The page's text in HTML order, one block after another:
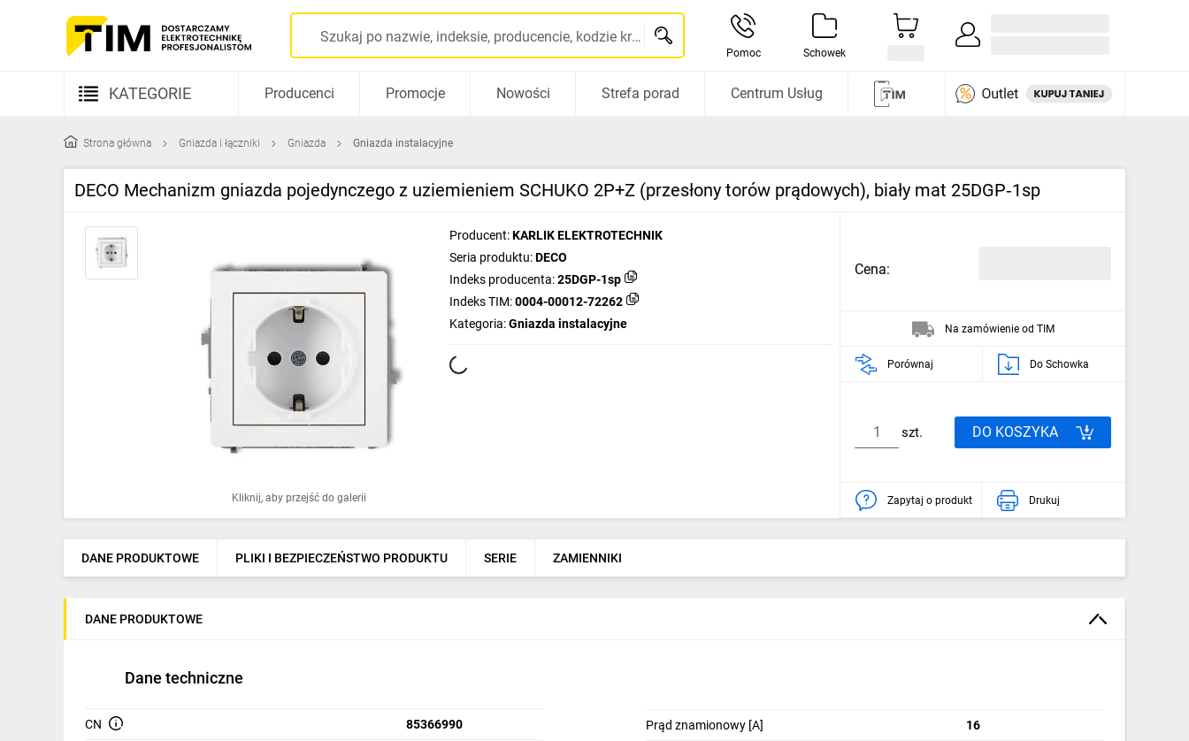
Szukaj po nazwie, indeksie, producencie, kodzie kreskowym...
Pomoc Schowek
KATEGORIE
Kable i przewody
Elementy prowadzenia kabli
Ogrzewanie
Elektronarzędzia i mierniki
Dom i ogród
Producenci Promocje Nowości Strefa porad Centrum Usług
Strona główna Gniazda i łączniki Gniazda Gniazda instalacyjne
DECO Mechanizm gniazda pojedynczego z uziemieniem SCHUKO 2P+Z (przesłony torów prądowych), biały mat 25DGP‑1sp
Kliknij, aby przejść do galerii
Producent:KARLIK ELEKTROTECHNIK
Seria produktu:DECO
Indeks producenta:25DGP-1sp
Indeks TIM:0004-00012-72262
Kategoria:Gniazda instalacyjne
Cena:
Na zamówienie od TIM
Porównaj Do Schowka
szt. DO KOSZYKA
Zapytaj o produkt Drukuj
DANE PRODUKTOWE PLIKI I BEZPIECZEŃSTWO PRODUKTU SERIE ZAMIENNIKI
DANE PRODUKTOWE
Dane techniczne
CN 85366990 Prąd znamionowy [A] 16